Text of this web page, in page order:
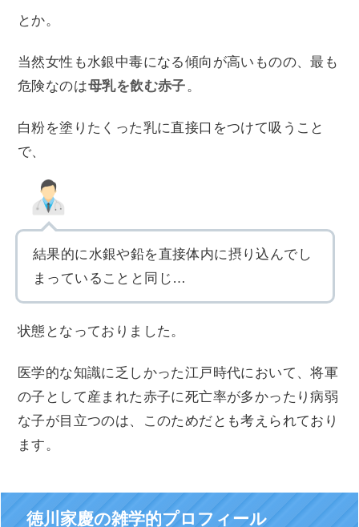
とか。
当然女性も水銀中毒になる傾向が高いものの、最も
危険なのは母乳を飲む赤子 。
白粉を塗りたくった乳に直接口をつけて吸うこと
で、
結果的に水銀や鉛を直接体内に摂り込んでし
まっていることと同じ…
状態となっておりました。
医学的な知識に乏しかった江戸時代において、将軍
の子として産まれた赤子に死亡率が多かったり病弱
な子が目立つのは、このためだとも考えられており
ます。
徳川家慶の雑学的プロフィール